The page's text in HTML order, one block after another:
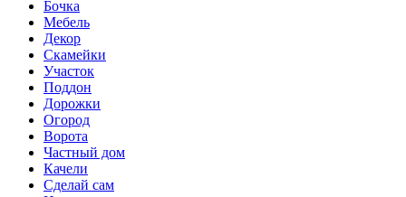
Бочка
Мебель
Декор
Скамейки
Участок
Поддон
Дорожки
Огород
Ворота
Частный дом
Качели
Сделай сам